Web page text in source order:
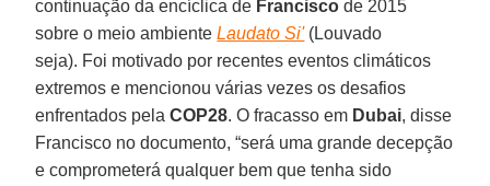
continuação da encíclica de Francisco de 2015
sobre o meio ambienteLaudato Si' (Louvado
seja). Foi motivado por recentes eventos climáticos
extremos e mencionou várias vezes os desafios
enfrentados pelaCOP28. O fracasso em Dubai, disse
Francisco no documento, “será uma grande decepção
e comprometerá qualquer bem que tenha sido